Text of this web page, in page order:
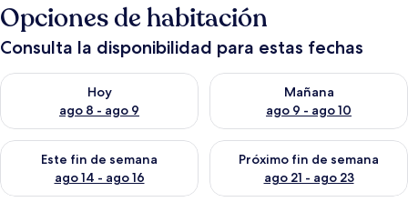
Opciones de habitación
Consulta la disponibilidad para estas fechas
Hoy
ago 8 - ago 9
Consulta la disponibilidad para hoy ago 8 - ago 9
Mañana
ago 9 - ago 10
Consulta la disponibilidad
Este fin de semana
ago 14 - ago 16
Consulta la disponibilidad para este fin de semana ago 14 -
Próximo fin de semana
ago 21 - ago 23
Consulta la disponibilidad